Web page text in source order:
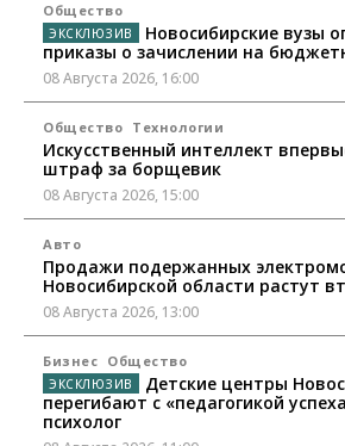
Общество
Новосибирские вузы
приказы о зачислении на
08 Августа 2026, 16:00
Общество Технологии
Искусственный интеллект
штраф за борщевик
08 Августа 2026, 15:00
Авто
Продажи подержанных
Новосибирской области растут
08 Августа 2026, 13:00
Бизнес Общество
Детские центры
перегибают с «педагогикой
психолог